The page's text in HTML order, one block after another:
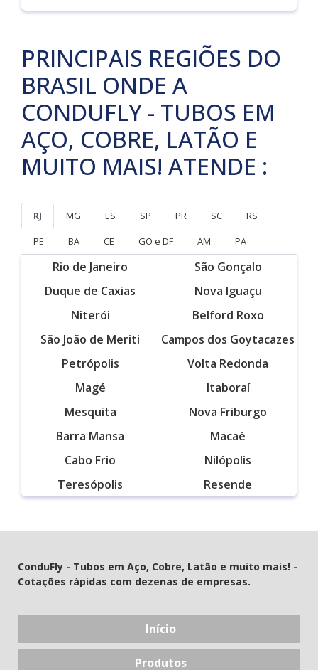
PRINCIPAIS REGIÕES DO
BRASIL ONDE A
CONDUFLY - TUBOS EM
AÇO, COBRE, LATÃO E
MUITO MAIS! ATENDE :
RJ MG ES SP PR SC
RS
PE
BA CE GO e DF AM PA
Rio de Janeiro
São Gonçalo
Duque de Caxias
Nova Iguaçu
Niterói
Belford Roxo
São João de Meriti
Campos dos Goytacazes
Petrópolis
Volta Redonda
Magé
Itaboraí
Mesquita
Nova Friburgo
Barra Mansa
Macaé
Cabo Frio
Nilópolis
Teresópolis
Resende
ConduFly - Tubos em Aço, Cobre, Latão e muito mais! -
Cotações rápidas com dezenas de empresas.
Início
Produtos